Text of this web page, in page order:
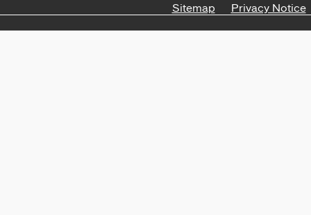
Sitemap Privacy Notice